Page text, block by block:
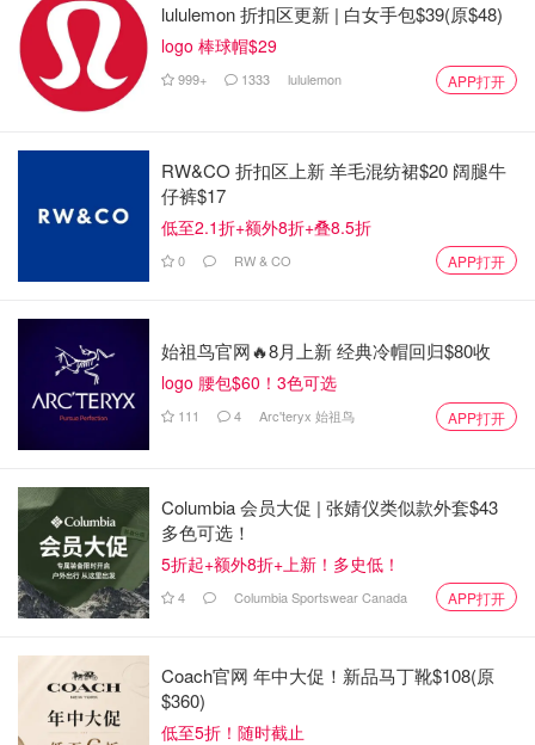
lululemon 折扣区更新 | 白女手包$39(原$48)
logo 棒球帽$29
999+ 1333 lululemon APP打开
RW&CO 折扣区上新 羊毛混纺裙$20 阔腿牛
仔裤$17
低至2.1折+额外8折+叠8.5折
0 RW & CO APP打开
始祖鸟官网🔥8月上新 经典冷帽回归$80收
logo 腰包$60！3色可选
111 4 Arc'teryx 始祖鸟 APP打开
Columbia 会员大促 | 张婧仪类似款外套$43
多色可选！
5折起+额外8折+上新！多史低！
4 Columbia Sportswear Canada APP打开
Coach官网 年中大促！新品马丁靴$108(原
$360)
低至5折！随时截止